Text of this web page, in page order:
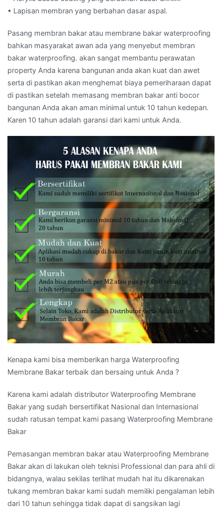
• Lapisan membran yang berbahan dasar aspal.
Pasang membran bakar atau membrane bakar waterproofing
bahkan masyarakat awan ada yang menyebut membran
bakar waterproofing. akan sangat membantu perawatan
property Anda karena bangunan anda akan kuat dan awet
serta di pastikan akan menghemat biaya pemeriharaan dapat
di pastikan setelah memasang membran bakar anti bocor
bangunan Anda akan aman minimal untuk 10 tahun kedepan.
Karen 10 tahun adalah garansi dari kami untuk Anda.
Kenapa kami bisa memberikan harga Waterproofing
Membrane Bakar terbaik dan bersaing untuk Anda ?
Karena kami adalah distributor Waterproofing Membrane
Bakar yang sudah bersertifikat Nasional dan Internasional
sudah ratusan tempat kami pasang Waterproofing Membrane
Bakar
Pemasangan membran bakar atau Waterproofing Membrane
Bakar akan di lakukan oleh teknisi Professional dan para ahli di
bidangnya, walau sekilas terlihat mudah hal itu dikarenakan
tukang membran bakar kami sudah memiliki pengalaman lebih
dari 10 tahun sehingga tidak dapat di sangsikan lagi